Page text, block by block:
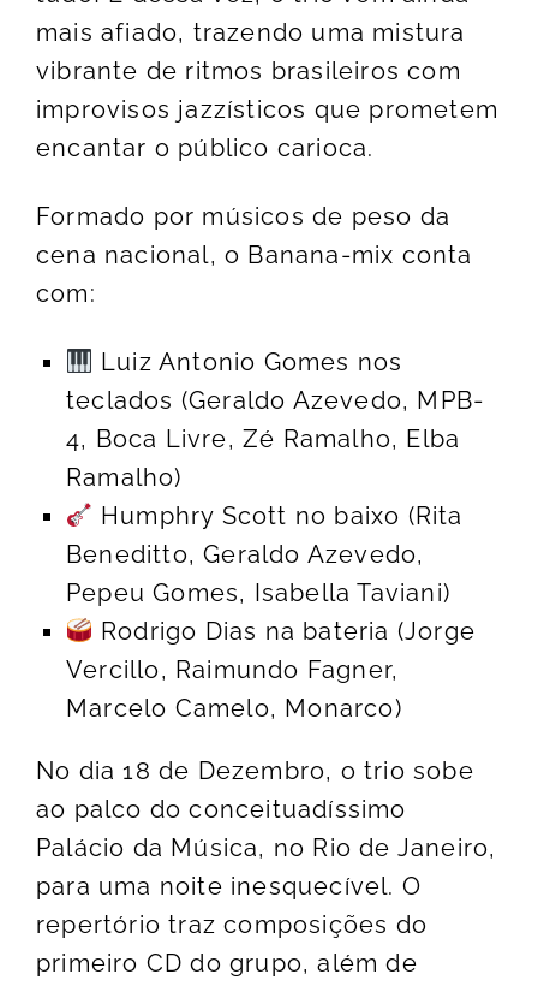
mais afiado, trazendo uma mistura
vibrante de ritmos brasileiros com
improvisos jazzísticos que prometem
encantar o público carioca.
Formado por músicos de peso da
cena nacional, o Banana-mix conta
com:
Luiz Antonio Gomes nos
teclados (Geraldo Azevedo, MPB-
4, Boca Livre, Zé Ramalho, Elba
Ramalho)
Humphry Scott no baixo (Rita
Beneditto, Geraldo Azevedo,
Pepeu Gomes, Isabella Taviani)
Rodrigo Dias na bateria (Jorge
Vercillo, Raimundo Fagner,
Marcelo Camelo, Monarco)
No dia 18 de Dezembro, o trio sobe
ao palco do conceituadíssimo
Palácio da Música, no Rio de Janeiro,
para uma noite inesquecível. O
repertório traz composições do
primeiro CD do grupo, além de